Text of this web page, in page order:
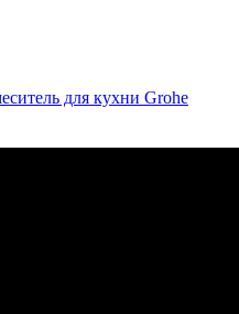
для кухни Grohe